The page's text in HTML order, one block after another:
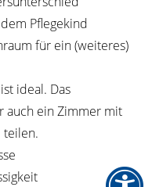
Pflegekind
für ein (weiteres)
ideal. Das
auch ein Zimmer mit
teilen.